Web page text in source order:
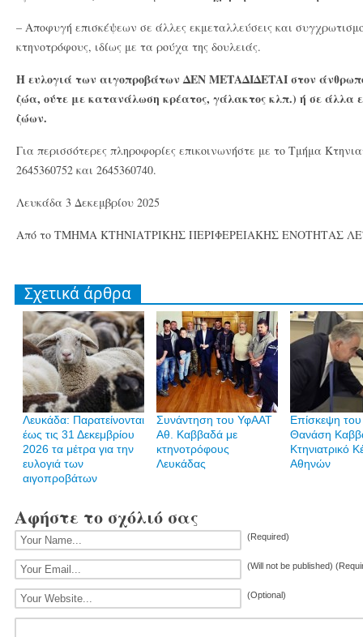
– Αποφυγή επισκέψεων σε άλλες εκμεταλλεύσεις και
κτηνοτρόφους, ιδίως με τα ρούχα της δουλειάς.
Η ευλογιά των αιγοπροβάτων ΔΕΝ ΜΕΤΑΔΙΔΕΤΑΙ στον
ζώα, ούτε με κατανάλωση κρέατος, γάλακτος κλπ.) ή σε άλλα
ζώων.
Για περισσότερες πληροφορίες επικοινωνήστε με το Τμήμα
2645360752 και 2645360740.
Λευκάδα 3 Δεκεμβρίου 2025
Από το ΤΜΗΜΑ ΚΤΗΝΙΑΤΡΙΚΗΣ ΠΕΡΙΦΕΡΕΙΑΚΗΣ ΕΝΟΤΗΤΑΣ
Σχετικά άρθρα
Λευκάδα: Παρατείνονται
έως τις 31 Δεκεμβρίου
2026 τα μέτρα για την
ευλογιά των
αιγοπροβάτων
Συνάντηση του ΥφΑΑΤ
Αθ. Καββαδά με
κτηνοτρόφους
Λευκάδας
Επίσκεψη
Θανάση
Κτηνιατρικό
Αθηνών
Αφήστε το σχόλιό σας
(Required)
(Will not be published)
(Optional)